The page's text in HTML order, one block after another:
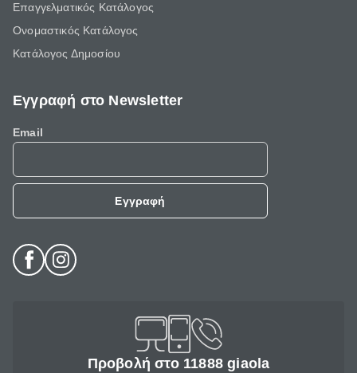
Επαγγελματικός Κατάλογος
Ονομαστικός Κατάλογος
Κατάλογος Δημοσίου
Εγγραφή στο Newsletter
Email
Εγγραφή
Προβολή στο 11888 giaola